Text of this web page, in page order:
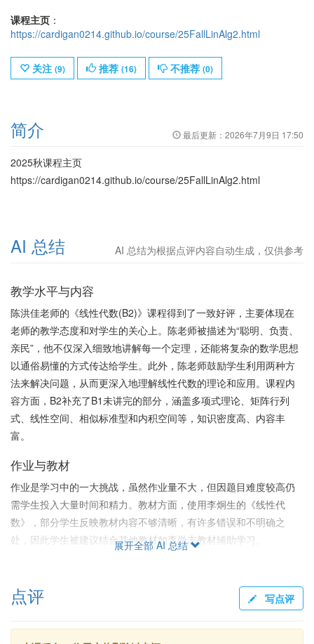
课程主页 ：
https://cardigan0214.github.io/course/25FallLinAlg2.html
关注 (9) 推荐 (16) 不推荐 (0)
简介 最后更新： 2026年7月9日 17:50
2025秋课程主页
https://cardigan0214.github.io/course/25FallLinAlg2.html
AI 总结 AI 总结为根据点评内容自动生成，仅供参考
教学水平与内容
陈洪佳老师的《线性代数(B2)》课程得到了一致好评，主要体现在
老师的教学态度和对学生的关心上。陈老师被描述为“聪明、负责、
亲民”，他不仅深入细致地讲解每一个定理，还能将复杂的数学思想
以通俗易懂的方式传达给学生。此外，陈老师鼓励学生利用两种方
法来解决问题，从而更深入地理解线性代数的理论和应用。课程内
容方面，B2补充了B1未讲完的部分，涵盖多项式理论、矩阵行列
式、线性空间、相似标准型和内积空间等，知识密度高、内容丰
富。
作业与教材
作业是学习中的一大挑战，虽然作业量不大，但因题目难度较高仍
需学生投入大量时间和精力。教材方面，使用李炯生的《线性代
数》，部分学生反映教材内容不够清晰，有许多错误和不明确之
处，因此学生被建议结合其他教材如李尚志教材辅助学习。
考试难度普遍被认为较高，许多学生反映期中和期末考试的题目偏
向于计算与概念的深度理解，题目复杂且容易出错。然而，陈老师
强调通过排名赋分，并承诺尽力保证优秀率，吸引了一些学生的赞
展开全部 AI 总结
点评 写点评